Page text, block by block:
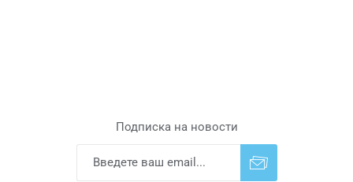
Подписка на новости